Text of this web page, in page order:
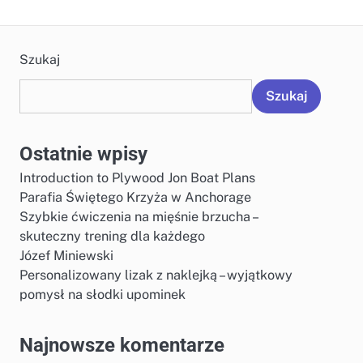
Szukaj
Szukaj
Ostatnie wpisy
Introduction to Plywood Jon Boat Plans
Parafia Świętego Krzyża w Anchorage
Szybkie ćwiczenia na mięśnie brzucha –
skuteczny trening dla każdego
Józef Miniewski
Personalizowany lizak z naklejką – wyjątkowy
pomysł na słodki upominek
Najnowsze komentarze